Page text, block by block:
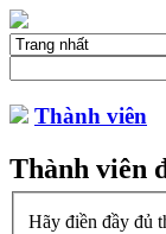
Thành viên
Thành viên
Hãy điền đầy đủ